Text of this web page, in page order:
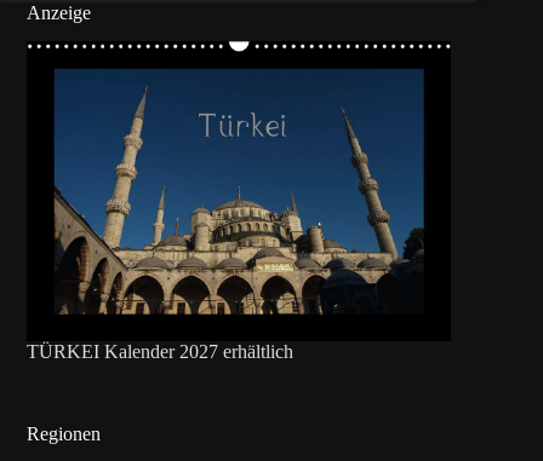
Anzeige
TÜRKEI Kalender 2027 erhältlich
Regionen